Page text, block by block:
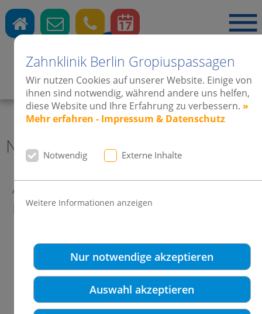
Zahnklinik Berlin Gropiuspassagen
Wir nutzen Cookies auf unserer Website. Einige von
ihnen sind notwendig, während andere uns helfen,
diese Website und Ihre Erfahrung zu verbessern. »
Mehr erfahren - Impressum & Datenschutz
Notwendig Externe Inhalte
Weitere Informationen anzeigen
Nur notwendige akzeptieren
Auswahl akzeptieren
Zahnärzte ·Kieferorthopädie ·Implantate
News 2010 Zahnklinik Berlin
Auf das Cover der Bravo GiRL! mit
Invisalign Teen